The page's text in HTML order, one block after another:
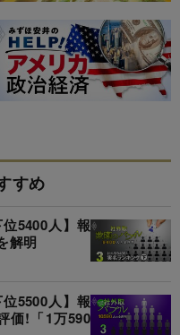
すめ
5400人】報
解明
5500人】報
価!「1万590